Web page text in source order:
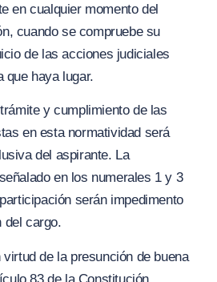
en cualquier momento del
cuando se compruebe su
de las acciones judiciales
que haya lugar.
y cumplimiento de las
en esta normatividad será
del aspirante. La
en los numerales 1 y 3
serán impedimento
del cargo.
virtud de la presunción de buena
83 de la Constitución